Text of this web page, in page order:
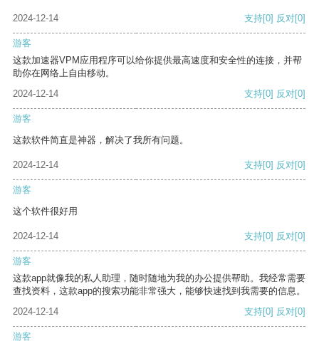
2024-12-14 支持[0] 反对[0]
游客
这款加速器VPM应用程序可以给你提供最高速度和安全性的连接，并帮
助你在网络上自由移动。
2024-12-14
支持[0] 反对[0]
游客
这款软件简直是神器，解决了我所有问题。
2024-12-14 支持[0] 反对[0]
游客
这个软件很好用
2024-12-14 支持[0] 反对[0]
游客
这款app就像我的私人助理，随时随地为我的办公提供帮助。我经常需要
查找资料，这款app的搜索功能非常强大，能够快速找到我需要的信息。
2024-12-14
支持[0] 反对[0]
游客